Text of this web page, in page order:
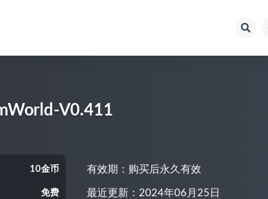
V0.411
10金币
免费
有效期：购买后永久有效
最近更新：2024年06月25日